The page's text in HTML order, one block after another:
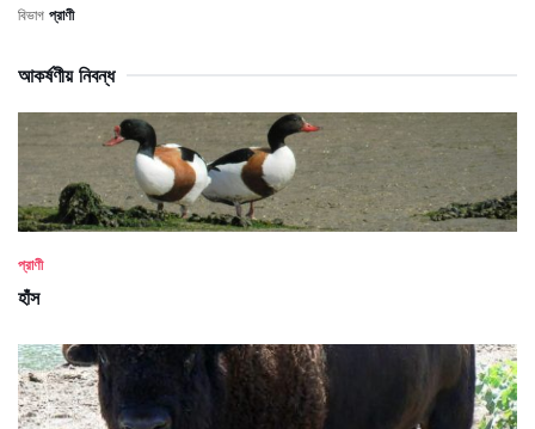
বিভাগ প্রাণী
আকর্ষণীয় নিবন্ধ
প্রাণী
হাঁস